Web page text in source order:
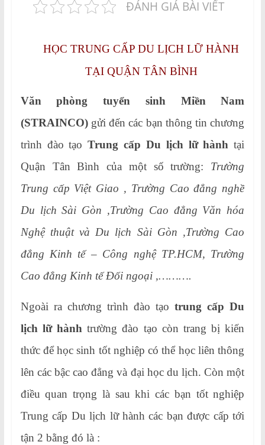
ĐÁNH GIÁ BÀI VIẾT
HỌC TRUNG CẤP DU LỊCH LỮ HÀNH
TẠI QUẬN TÂN BÌNH
Văn phòng tuyển sinh Miền Nam
(STRAINCO)gửi đến các bạn thông tin chương
trình đào tạoTrung cấp Du lịch lữ hành tại
Quận Tân Bình của một số trường: Trường
Trung cấp Việt Giao , Trường Cao đẳng nghề
Du lịch Sài Gòn ,Trường Cao đẳng Văn hóa
Nghệ thuật và Du lịch Sài Gòn ,Trường Cao
đẳng Kinh tế – Công nghệ TP.HCM, Trường
Cao đẳng Kinh tế Đối ngoại ,……….
Ngoài ra chương trình đào tạotrung cấp Du
lịch lữ hành trường đào tạo còn trang bị kiến
thức để học sinh tốt nghiệp có thể học liên thông
lên các bậc cao đẳng và đại học du lịch. Còn một
điều quan trọng là sau khi các bạn tốt nghiệp
Trung cấp Du lịch lữ hành các bạn được cấp tới
tận 2 bằng đó là :